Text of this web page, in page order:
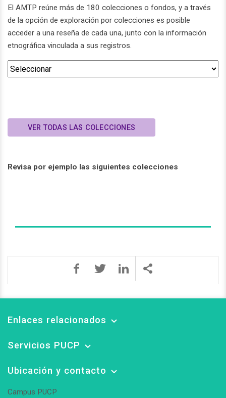
El AMTP reúne más de 180 colecciones o fondos, y a través
de la opción de exploración por colecciones es posible
acceder a una reseña de cada una, junto con la información
etnográfica vinculada a sus registros.
VER TODAS LAS COLECCIONES
Revisa por ejemplo las siguientes colecciones
Enlaces relacionados
Servicios PUCP
Ubicación y contacto
Campus PUCP